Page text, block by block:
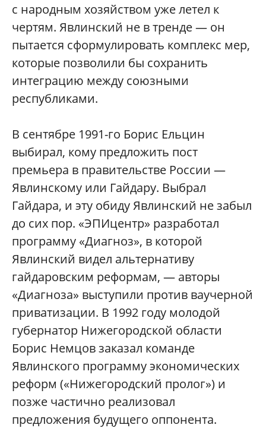
с народным хозяйством уже летел к
чертям. Явлинский не в тренде — он
пытается сформулировать комплекс мер,
которые позволили бы сохранить
интеграцию между союзными
республиками.
В сентябре 1991-го Борис Ельцин
выбирал, кому предложить пост
премьера в правительстве России —
Явлинскому или Гайдару. Выбрал
Гайдара, и эту обиду Явлинский не забыл
до сих пор. «ЭПИцентр» разработал
программу «Диагноз», в которой
Явлинский видел альтернативу
гайдаровским реформам, — авторы
«Диагноза» выступили против ваучерной
приватизации. В 1992 году молодой
губернатор Нижегородской области
Борис Немцов заказал команде
Явлинского программу экономических
реформ («Нижегородский пролог») и
позже частично реализовал
предложения будущего оппонента.